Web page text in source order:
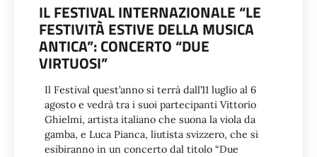
IL FESTIVAL INTERNAZIONALE “LE
FESTIVITÀ ESTIVE DELLA MUSICA
ANTICA”: CONCERTO “DUE
VIRTUOSI”
Il Festival quest’anno si terrà dall’11 luglio al 6
agosto e vedrà tra i suoi partecipanti Vittorio
Ghielmi, artista italiano che suona la viola da
gamba, e Luca Pianca, liutista svizzero, che si
esibiranno in un concerto dal titolo “Due